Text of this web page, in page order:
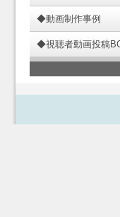
◆動画制作事例
◆視聴者動画投稿